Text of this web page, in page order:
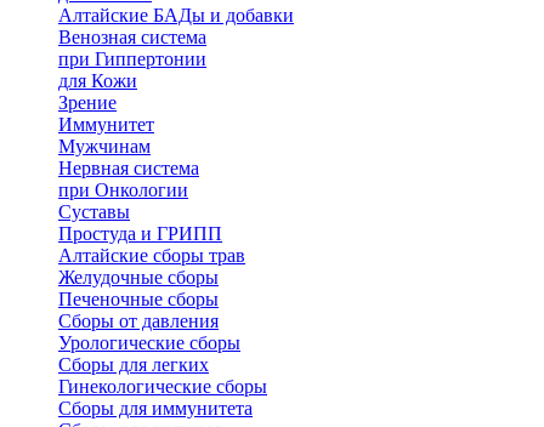
Алтайские БАДы и добавки
Венозная система
при Гиппертонии
для Кожи
Зрение
Иммунитет
Мужчинам
Нервная система
при Онкологии
Суставы
Простуда и ГРИПП
Алтайские сборы трав
Желудочные сборы
Печеночные сборы
Сборы от давления
Урологические сборы
Сборы для легких
Гинекологические сборы
Сборы для иммунитета